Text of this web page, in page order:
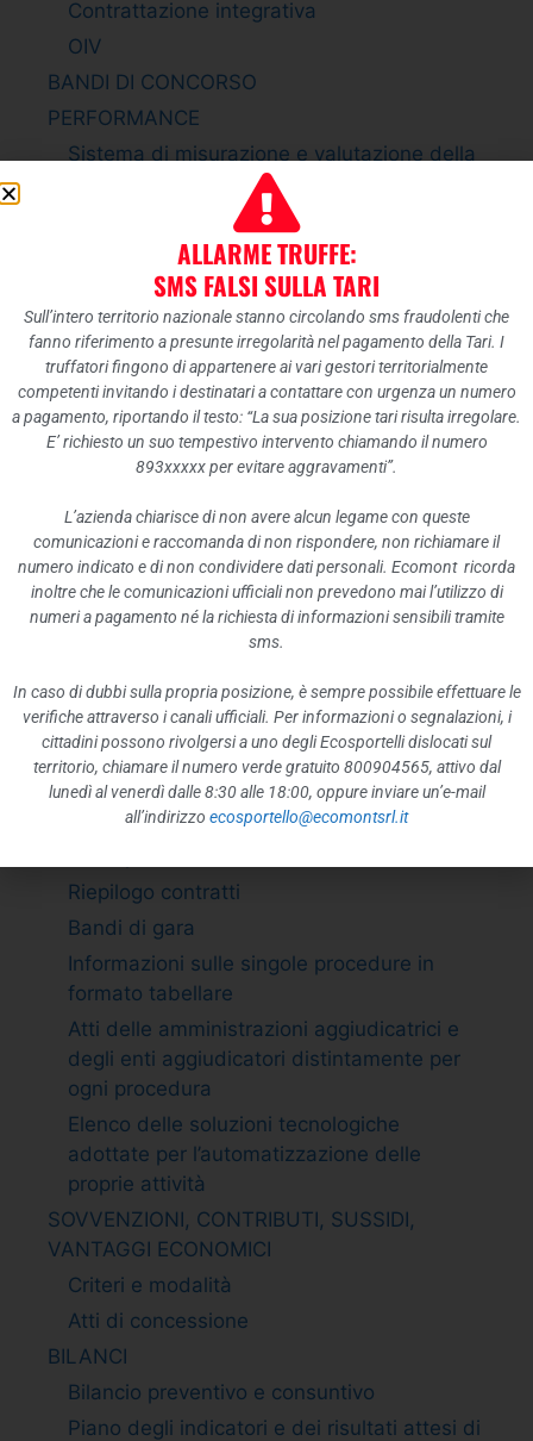
Contrattazione integrativa
OIV
BANDI DI CONCORSO
PERFORMANCE
Sistema di misurazione e valutazione della
Piano della Performance
Relazione sulla Performance
Ammontare complessivo dei premi
Dati relativi ai premi
ENTI CONTROLLATI
Enti pubblici vigilati
Società partecipate
Enti di diritto privato controllati
Rappresentazione grafica
ATTIVITÀ E PROCEDIMENTI
Tipologie di procedimento
Dichiarazioni sostitutive e acquisizione
Provvedimenti organi indirizzo politico
Provvedimenti dirigenti amministrativi
CONTROLLI SULLE IMPRESE
BANDI DI GARA E CONTRATTI
Riepilogo contratti
Bandi di gara
Informazioni sulle singole procedure in
formato tabellare
Atti delle amministrazioni aggiudicatrici e
degli enti aggiudicatori distintamente per
ogni procedura
Elenco delle soluzioni tecnologiche
adottate per l’automatizzazione delle
proprie attività
SOVVENZIONI, CONTRIBUTI, SUSSIDI,
VANTAGGI ECONOMICI
Criteri e modalità
Atti di concessione
BILANCI
Bilancio preventivo e consuntivo
Piano degli indicatori e dei risultati attesi di
ALLARME TRUFFE:
SMS FALSI SULLA TARI
Sull’intero territorio nazionale stanno circolando sms fraudolenti che
fanno riferimento a presunte irregolarità nel pagamento della Tari. I
truffatori fingono di appartenere ai vari gestori territorialmente
competenti invitando i destinatari a contattare con urgenza un numero
a pagamento, riportando il testo: “La sua posizione tari risulta irregolare.
E’ richiesto un suo tempestivo intervento chiamando il numero
893xxxxx per evitare aggravamenti”.
L’azienda chiarisce di non avere alcun legame con queste
comunicazioni e raccomanda di non rispondere, non richiamare il
numero indicato e di non condividere dati personali. Ecomont ricorda
inoltre che le comunicazioni ufficiali non prevedono mai l’utilizzo di
numeri a pagamento né la richiesta di informazioni sensibili tramite
sms.
In caso di dubbi sulla propria posizione, è sempre possibile effettuare le
verifiche attraverso i canali ufficiali. Per informazioni o segnalazioni, i
cittadini possono rivolgersi a uno degli Ecosportelli dislocati sul
territorio, chiamare il numero verde gratuito 800904565, attivo dal
lunedì al venerdì dalle 8:30 alle 18:00, oppure inviare un’e-mail
all’indirizzo ecosportello@ecomontsrl.it